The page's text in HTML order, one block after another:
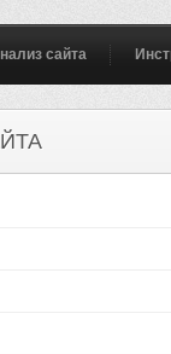
сайта